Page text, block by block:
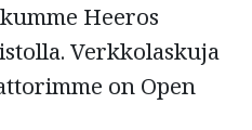
Heeros
Verkkolaskuja
on Open